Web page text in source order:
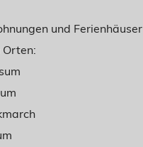
und Ferienhäuser
Orten: